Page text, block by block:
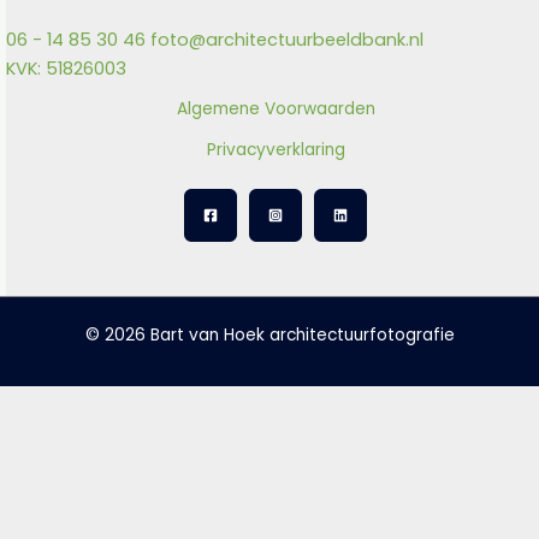
06 - 14 85 30 46 foto@architectuurbeeldbank.nl
KVK: 51826003
Algemene Voorwaarden
Privacyverklaring
© 2026 Bart van Hoek architectuurfotografie